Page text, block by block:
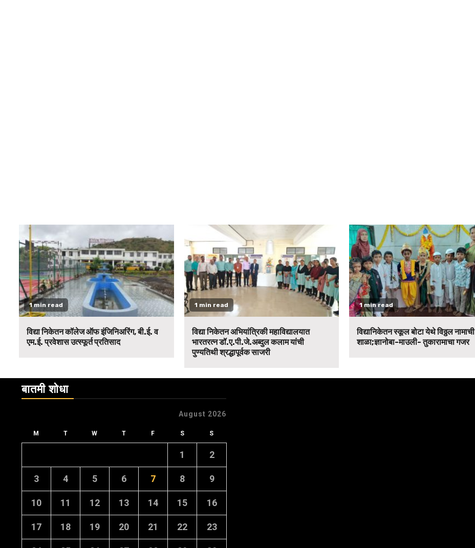
1 min read
विद्या निकेतन कॉलेज ऑफ इंजिनिअरिंग, बी.ई. व
एम.ई. प्रवेशास उत्स्फूर्त प्रतिसाद
1 min read
विद्या निकेतन अभियांत्रिकी महाविद्यालयात
भारतरत्न डॉ.ए.पी.जे.अब्दुल कलाम यांची
पुण्यतिथी श्रद्धापूर्वक साजरी
1 min read
विद्यानिकेतन स्कूल बोटा येथे विठ्ठल नामाची
शाळा;ज्ञानोबा-माउली- तुकारामाचा गजर
बातमी शोधा
August 2026
M T W T F S S
1 2
3 4 5 6 7 8 9
10 11 12 13 14 15 16
17 18 19 20 21 22 23